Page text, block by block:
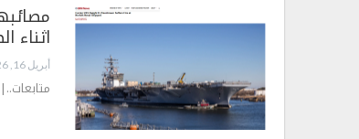
اثناء
أبريل 16, 2026